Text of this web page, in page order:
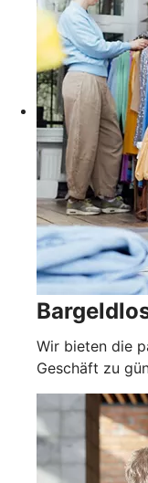
Wir bieten die
Geschäft zu